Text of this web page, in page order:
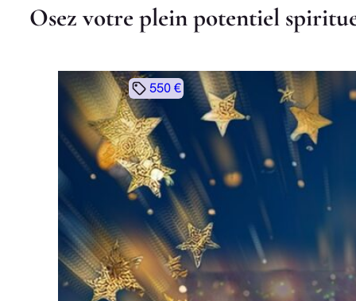
Osez votre pleinpotentiel spiritu
550 €